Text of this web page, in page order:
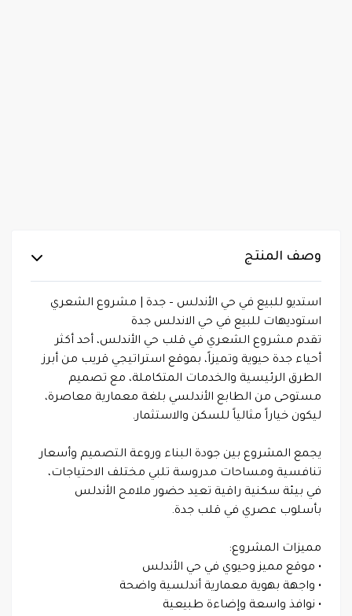
وصف المنتج
استديو للبيع في حي الأندلس – جدة | مشروع الشعري
استوديهات للبيع في حي الاندلس جدة
تقدم مشروع الشعري في قلب حي الأندلس، أحد أكثر
أحياء جدة حيوية وتميزاً، بموقع استراتيجي قريب من أبرز
الطرق الرئيسية والخدمات المتكاملة، مع تصميم
مستوحى من الطابع الأندلسي بلغة معمارية معاصرة،
ليكون خياراً مثالياً للسكن والاستثمار.
يجمع المشروع بين جودة البناء وروعة التصميم وأسعار
تنافسية ومساحات مدروسة تلبي مختلف الاحتياجات،
في بيئة سكنية راقية تعيد حضور ملامح الأندلس
بأسلوب عصري في قلب جدة.
مميزات المشروع:
• موقع مميز وحيوي في حي الأندلس
• واجهة بهوية معمارية أندلسية واضحة
• نوافذ واسعة وإضاءة طبيعية